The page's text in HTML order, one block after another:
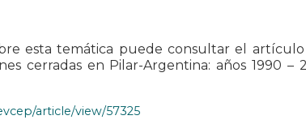
esta temática puede consultar el artículo
cerradas en Pilar-Argentina: años 1990 –
article/view/57325